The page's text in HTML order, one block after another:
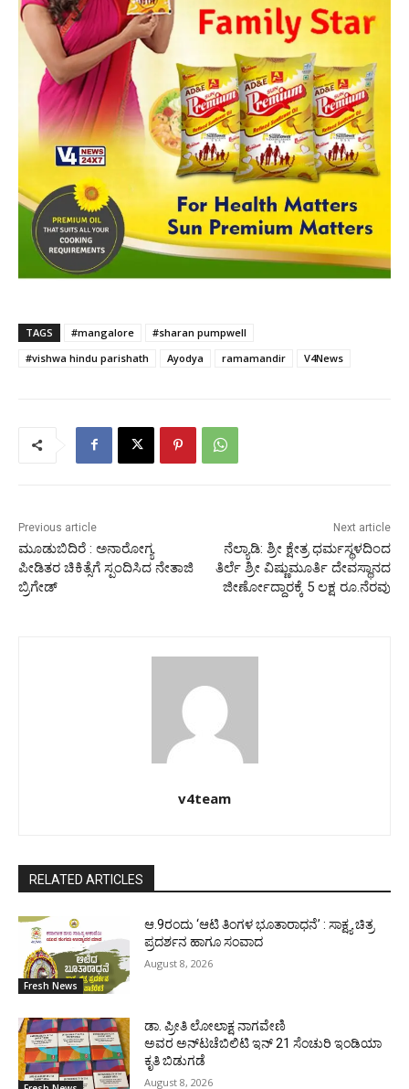
TAGS #mangalore
#sharan pumpwell
#vishwa hindu parishath
Ayodya ramamandir V4News
Previous article
ಮೂಡುಬಿದಿರೆ : ಅನಾರೋಗ್ಯ
ಪೀಡಿತರ ಚಿಕಿತ್ಸೆಗೆ ಸ್ಪಂದಿಸಿದ ನೇತಾಜಿ
ಬ್ರಿಗೇಡ್
Next article
ನೆಲ್ಯಾಡಿ: ಶ್ರೀ ಕ್ಷೇತ್ರ ಧರ್ಮಸ್ಥಳದಿಂದ
ತಿರ್ಲೆ ಶ್ರೀ ವಿಷ್ಣುಮೂರ್ತಿ ದೇವಸ್ಥಾನದ
ಜೀರ್ಣೋದ್ದಾರಕ್ಕೆ 5 ಲಕ್ಷ ರೂ.ನೆರವು
v4team
RELATED ARTICLES
Fresh News
ಆ.9ರಂದು ‘ಆಟಿ ತಿಂಗಳ ಭೂತಾರಾಧನೆ’ : ಸಾಕ್ಷ್ಯ ಚಿತ್ರ
ಪ್ರದರ್ಶನ ಹಾಗೂ ಸಂವಾದ
August 8, 2026
ಡಾ. ಪ್ರೀತಿ ಲೋಲಾಕ್ಷ ನಾಗವೇಣಿ
ಅವರ ಅನ್‌ಟಚೆಬಿಲಿಟಿ ಇನ್ 21 ಸೆಂಚುರಿ ಇಂಡಿಯಾ
ಕೃತಿ ಬಿಡುಗಡೆ
August 8, 2026